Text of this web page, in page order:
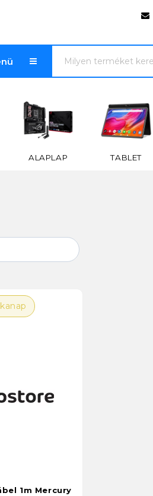
ALAPLAP TABLET
1m Mercury